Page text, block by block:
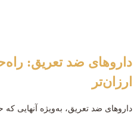
داروهای ضد تعریق:
ارزان‌تر
داروهای ضد تعریق، به‌ویژه آنهایی که